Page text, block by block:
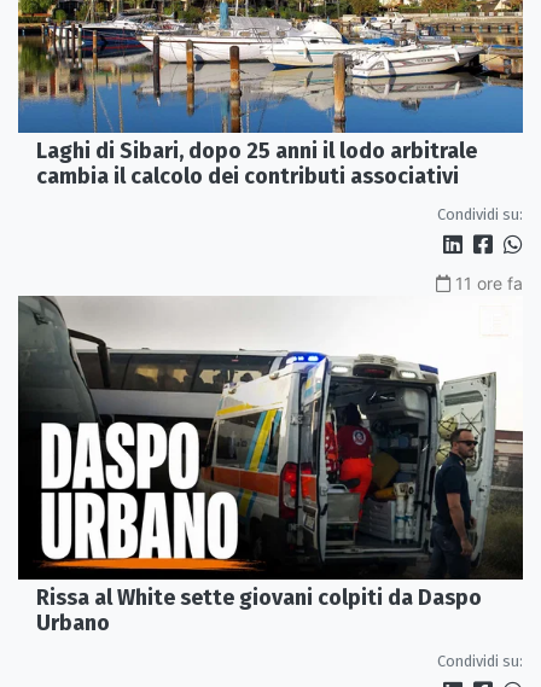
Laghi di Sibari, dopo 25 anni il lodo arbitrale
cambia il calcolo dei contributi associativi
Condividi su:
11 ore fa
Rissa al White sette giovani colpiti da Daspo
Urbano
Condividi su: